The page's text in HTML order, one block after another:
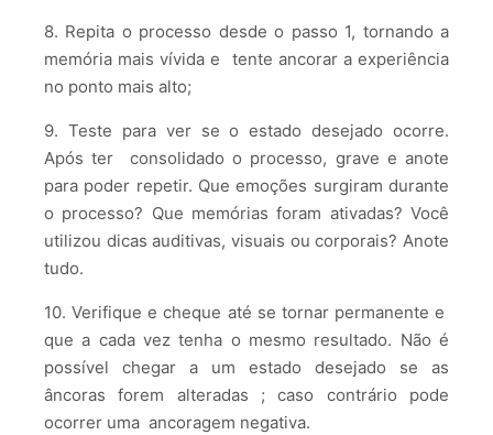
8. Repita o processo desde o passo 1, tornando a
memória mais vívida e tente ancorar a experiência
no ponto mais alto;
9. Teste para ver se o estado desejado ocorre.
Após ter consolidado o processo, grave e anote
para poder repetir. Que emoções surgiram durante
o processo? Que memórias foram ativadas? Você
utilizou dicas auditivas, visuais ou corporais? Anote
tudo.
10. Verifique e cheque até se tornar permanente e
que a cada vez tenha o mesmo resultado. Não é
possível chegar a um estado desejado se as
âncoras forem alteradas ; caso contrário pode
ocorrer uma ancoragem negativa.